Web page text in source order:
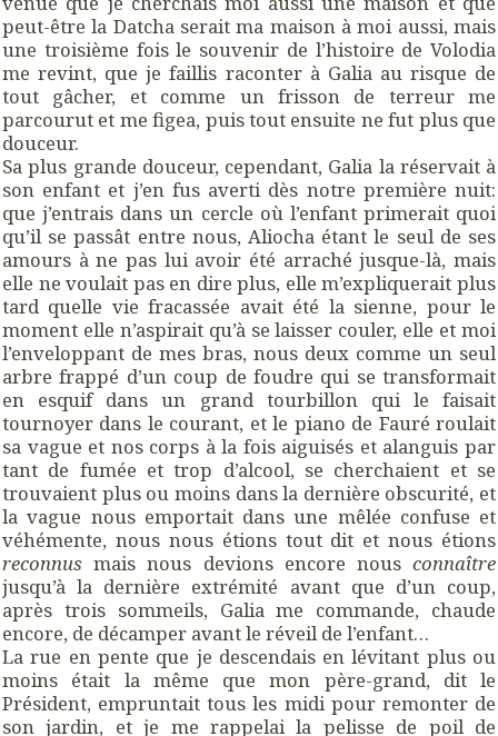
peut-être la Datcha serait ma maison à moi aussi, mais
une troisième fois le souvenir de l’histoire de Volodia
me revint, que je faillis raconter à Galia au risque de
tout gâcher, et comme un frisson de terreur me
parcourut et me figea, puis tout ensuite ne fut plus que
douceur.
Sa plus grande douceur, cependant, Galia la réservait à
son enfant et j’en fus averti dès notre première nuit:
que j’entrais dans un cercle où l’enfant primerait quoi
qu’il se passât entre nous, Aliocha étant le seul de ses
amours à ne pas lui avoir été arraché jusque-là, mais
elle ne voulait pas en dire plus, elle m’expliquerait plus
tard quelle vie fracassée avait été la sienne, pour le
moment elle n’aspirait qu’à se laisser couler, elle et moi
l’enveloppant de mes bras, nous deux comme un seul
arbre frappé d’un coup de foudre qui se transformait
en esquif dans un grand tourbillon qui le faisait
tournoyer dans le courant, et le piano de Fauré roulait
sa vague et nos corps à la fois aiguisés et alanguis par
tant de fumée et trop d’alcool, se cherchaient et se
trouvaient plus ou moins dans la dernière obscurité, et
la vague nous emportait dans une mêlée confuse et
véhémente, nous nous étions tout dit et nous étions
reconnus mais nous devions encore nous connaître
jusqu’à la dernière extrémité avant que d’un coup,
après trois sommeils, Galia me commande, chaude
encore, de décamper avant le réveil de l’enfant…
La rue en pente que je descendais en lévitant plus ou
moins était la même que mon père-grand, dit le
Président, empruntait tous les midi pour remonter de
son jardin, et je me rappelai la pelisse de poil de